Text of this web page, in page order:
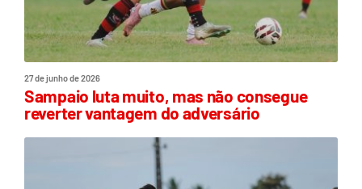
27 de junho de 2026
Sampaio luta muito, mas não consegue
reverter vantagem do adversário